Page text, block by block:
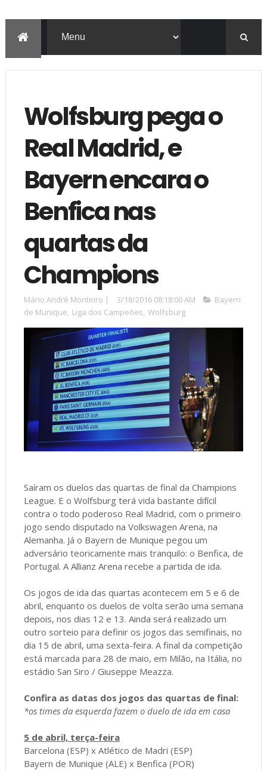
Wolfsburg pega o
Real Madrid, e
Bayern encara o
Benfica nas
quartas da
Champions
Mário André Monteiro | 3/18/2016 08:18:00 AM
Bayern
de Munique, Liga dos Campeões, Wolfsburg
Saíram os duelos das quartas de final da Champions
League. E o Wolfsburg terá vida bastante difícil
contra o todo poderoso Real Madrid, com o primeiro
jogo sendo disputado na Volkswagen Arena, na
Alemanha. Já o Bayern de Munique pegou um
adversário teoricamente mais tranquilo: o Benfica, de
Portugal. A Allianz Arena recebe a partida de ida.
Os jogos de ida das quartas acontecem em 5 e 6 de
abril, enquanto os duelos de volta serão uma semana
depois, nos dias 12 e 13. Ainda será realizado um
outro sorteio para definir os jogos das semifinais, no
dia 15 de abril, uma sexta-feira. A final da competição
está marcada para 28 de maio, em Milão, na Itália, no
estádio San Siro / Giuseppe Meazza.
Confira as datas dos jogos das quartas de final:
*os times da esquerda fazem o duelo de ida em casa
5 de abril, terça-feira
Barcelona (ESP) x Atlético de Madri (ESP)
Bayern de Munique (ALE) x Benfica (POR)